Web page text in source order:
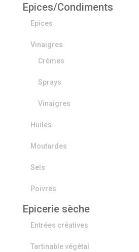
Epices/Condiments
Epices
Vinaigres
Crèmes
Sprays
Vinaigres
Huiles
Moutardes
Sels
Poivres
Epicerie sèche
Entrées créatives
Tartinable végétal